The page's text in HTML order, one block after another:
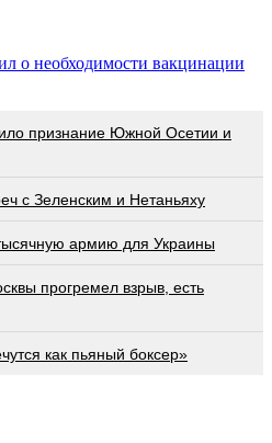
о необходимости вакцинации
признание Южной Осетии и
с Зеленским и Нетаньяху
армию для Украины
прогремел взрыв, есть
как пьяный боксер»